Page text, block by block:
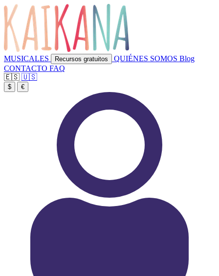
MUSICALES Recursos gratuitos QUIÉNES SOMOS Blog
CONTACTO FAQ
🇪🇸 🇺🇸
$ €